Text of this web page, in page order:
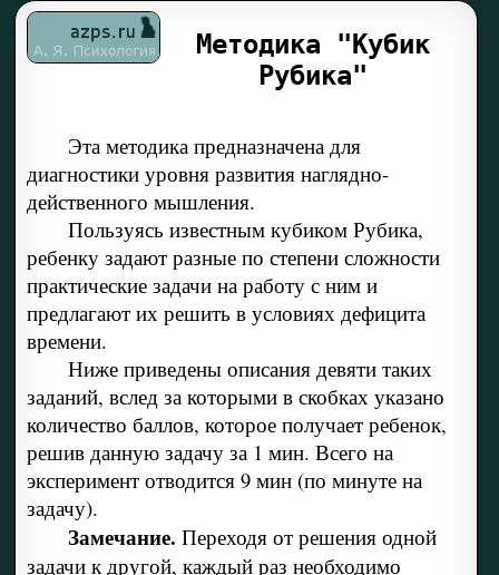
Методика "Кубик
Рубика"
Эта методика предназначена для
диагностики уровня разви­тия наглядно-
действенного мышления.
Пользуясь известным кубиком Рубика,
ребенку задают раз­ные по степени сложности
практические задачи на работу с ним и
предлагают их решить в условиях дефицита
времени.
Ниже приведены описания девяти таких
заданий, вслед за ко­торыми в скобках указано
количество баллов, которое получает ребенок,
решив данную задачу за 1 мин. Всего на
эксперимент отводится 9 мин (по минуте на
задачу).
Замечание. Переходя от решения одной
задачи к другой, каж­дый раз необходимо